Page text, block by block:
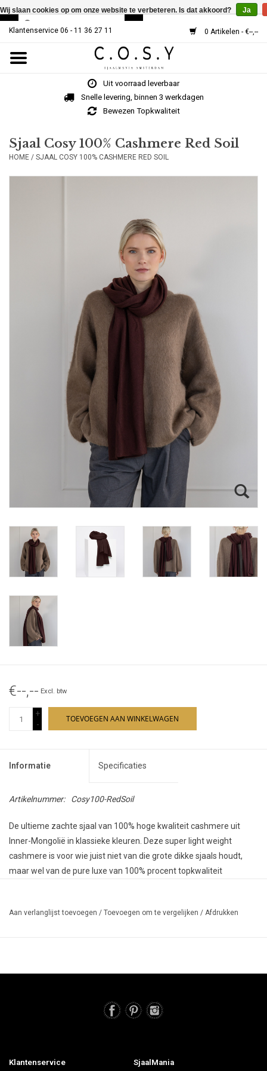
Klantenservice 06 - 11 36 27 11 0 Artikelen - €--,--
Home
MUTSEN
Uit voorraad leverbaar
Snelle levering, binnen 3 werkdagen
Bewezen Topkwaliteit
Sjaal Cosy 100% Cashmere Red Soil
HOME / SJAAL COSY 100% CASHMERE RED SOIL
€--,-- Excl. btw
+
-
TOEVOEGEN AAN WINKELWAGEN
Informatie Specificaties
Artikelnummer: Cosy100-RedSoil
De ultieme zachte sjaal van 100% hoge kwaliteit cashmere uit
Inner-Mongolië in klassieke kleuren. Deze super light weight
cashmere is voor wie juist niet van die grote dikke sjaals houdt,
maar wel van de pure luxe van 100% procent topkwaliteit
is ze ideaal! Niet te groot en niet te klein; Warm maar niet té warm,
Aan verlanglijst toevoegen / Toevoegen om te vergelijken / Afdrukken
Klantenservice SjaalMania
Wij slaan cookies op om onze website te verbeteren. Is dat akkoord? Ja